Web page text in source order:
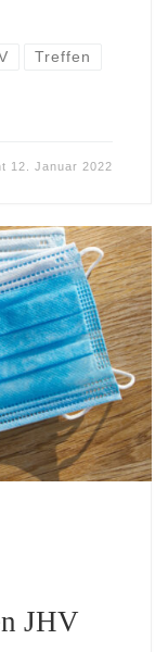
Treffen
12. Januar 2022
JHV